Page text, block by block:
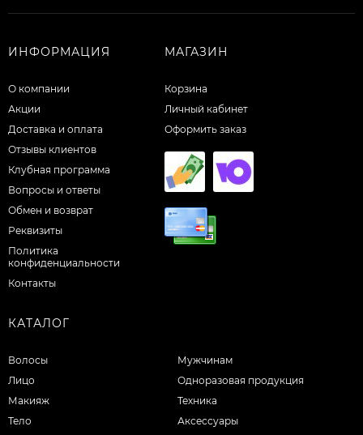
ИНФОРМАЦИЯ
О компании
Акции
Доставка и оплата
Отзывы клиентов
Клубная программа
Вопросы и ответы
Обмен и возврат
Реквизиты
Политика
конфиденциальности
Контакты
МАГАЗИН
Корзина
Личный кабинет
Оформить заказ
КАТАЛОГ
Волосы
Лицо
Макияж
Тело
Мужчинам
Одноразовая продукция
Техника
Аксессуары